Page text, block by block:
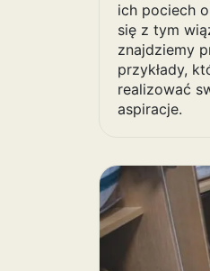
ich pociech
się z tym
znajdziemy
przykłady,
realizować
aspiracje.